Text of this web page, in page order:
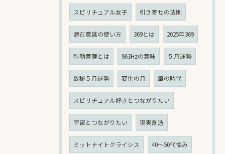
スピリチュアル女子 引き寄せの法則
潜在意識の使い方 369とは 2025年369
弥勒菩薩とは 963Hzの意味 ５月運勢
数秘５月運勢 変化の月 風の時代
スピリチュアル好きとつながりたい
宇宙とつながりたい 現実創造
ミットナイトクライシス 40〜50代悩み